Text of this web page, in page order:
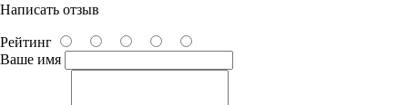
Написать отзыв
Рейтинг
Ваше имя